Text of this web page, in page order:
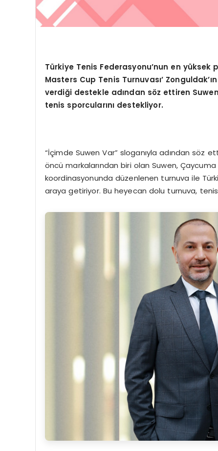
Türkiye Tenis Federasyonu’nun en yüksek
Masters Cup Tenis Turnuvası’
verdiği destekle adından söz ettiren Suwen,
tenis sporcularını destekliyor.
“İçimde Suwen Var” sloganıyla adından söz
öncü markalarından biri olan Suwen,
koordinasyonunda düzenlenen turnuva ile
araya getiriyor. Bu heyecan dolu turnuva,